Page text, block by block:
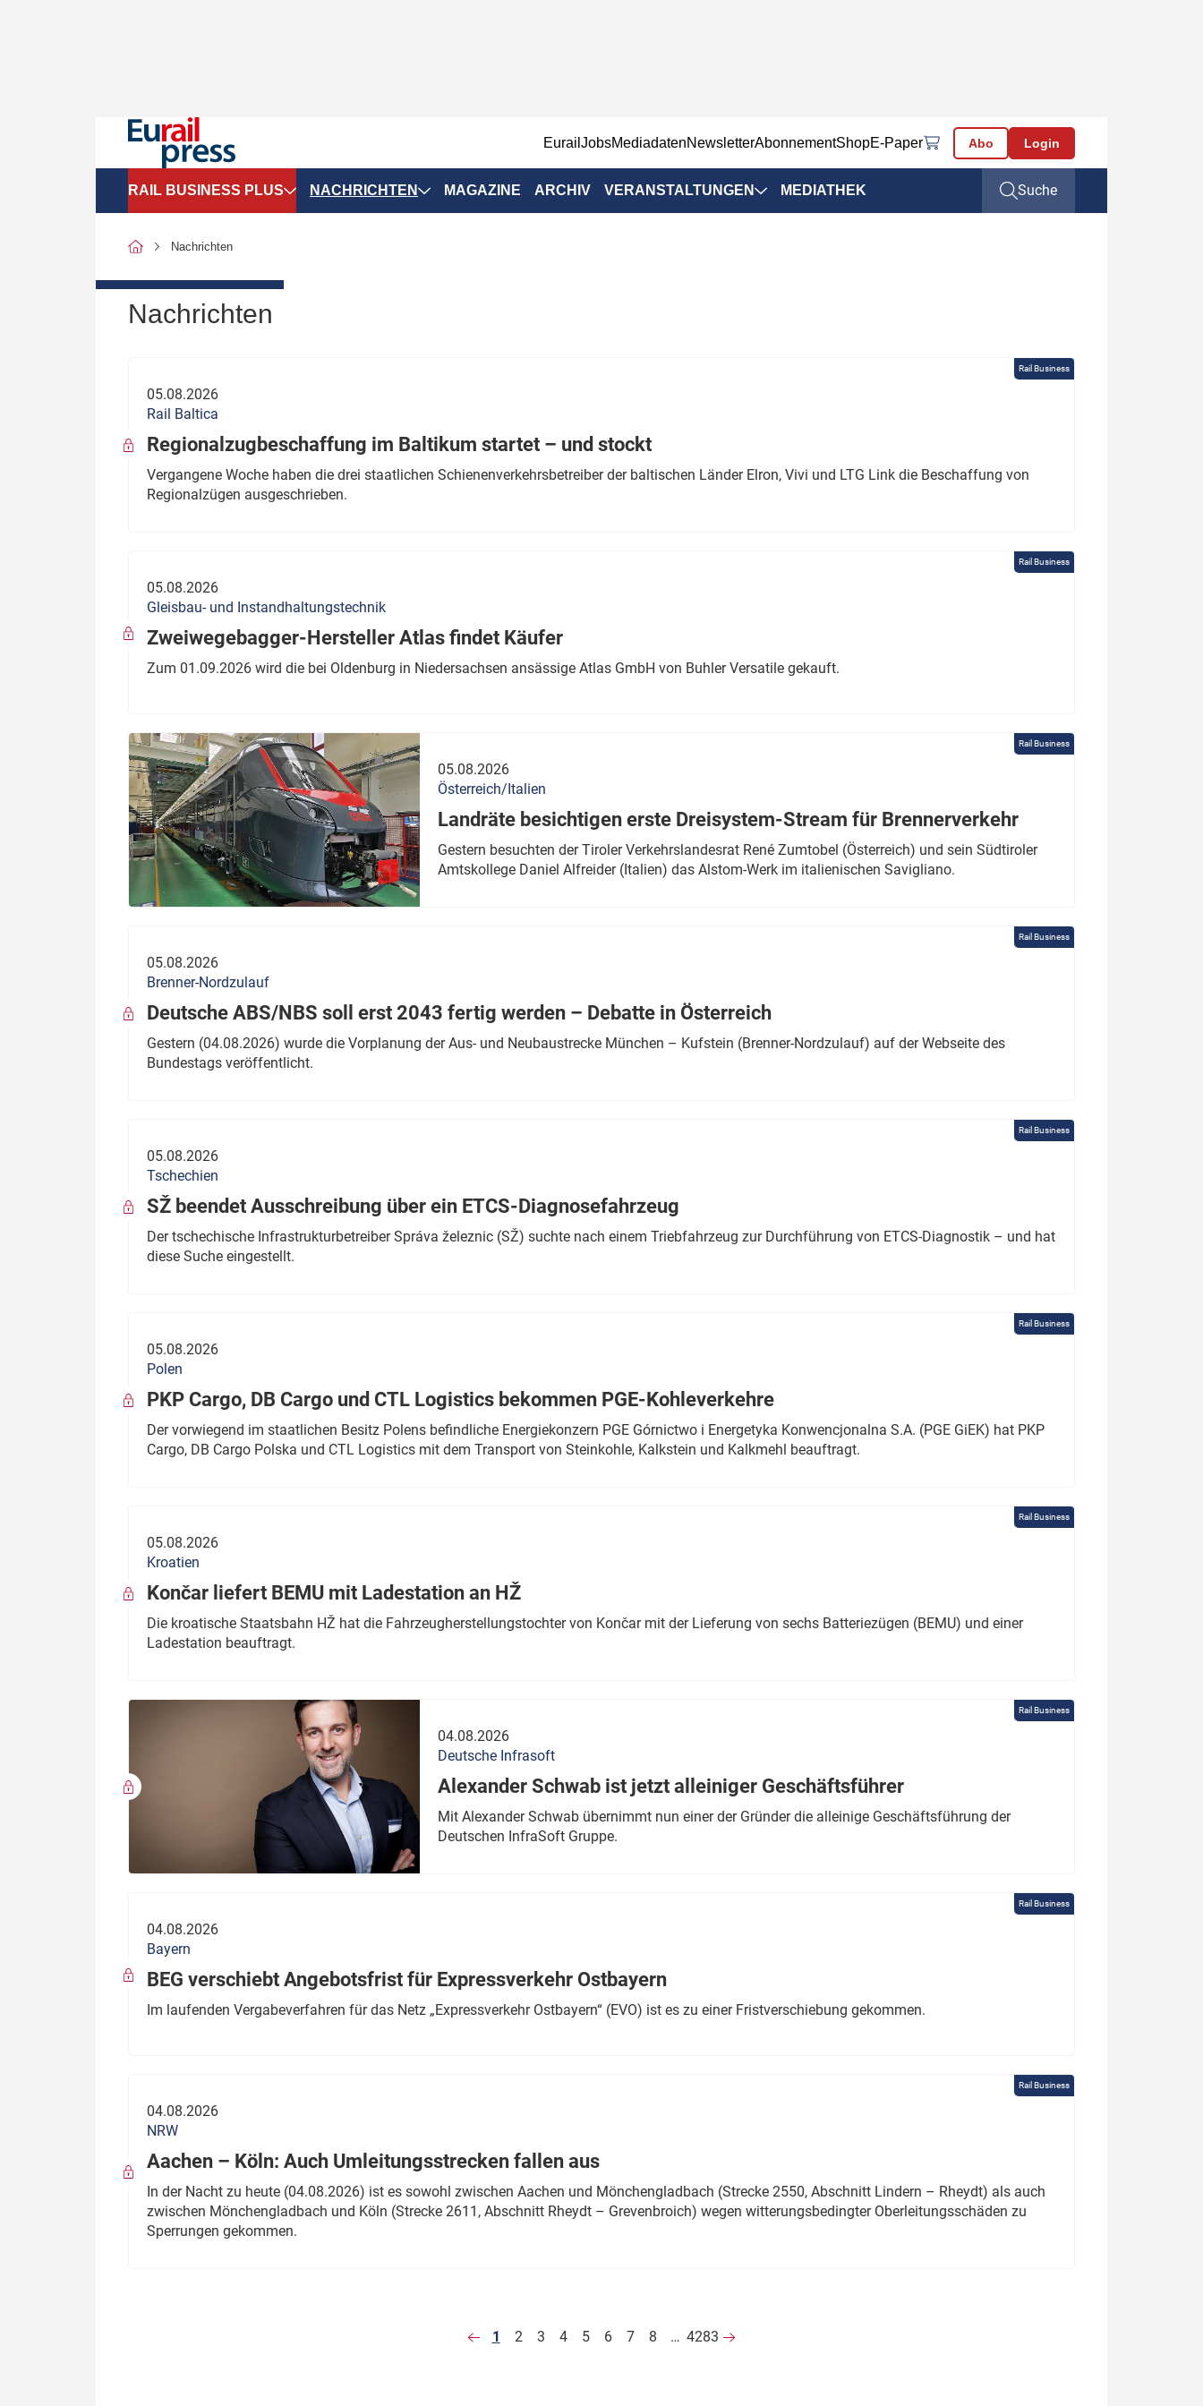
EurailJobsMediadatenNewsletterAbonnementShopE-Paper Abo Login
RAIL BUSINESS PLUS
SPNV-Marktdaten
Politik
Verbände: Wer spricht für
wen?
Thema des Monats
Dossier: Generalsanierung
Dossier: ETCS
NACHRICHTEN
Infrastruktur & Ausrüstung
ÖPNV
MAGAZINE ARCHIV VERANSTALTUNGEN MEDIATHEK Suche
Nachrichten
Nachrichten
Rail Business
05.08.2026
Rail Baltica
Regionalzugbeschaffung im Baltikum startet – und stockt
Vergangene Woche haben die drei staatlichen Schienenverkehrsbetreiber der baltischen Länder Elron, Vivi und LTG Link die Beschaffung von
Regionalzügen ausgeschrieben.
Rail Business
05.08.2026
Gleisbau- und Instandhaltungstechnik
Zweiwegebagger-Hersteller Atlas findet Käufer
Zum 01.09.2026 wird die bei Oldenburg in Niedersachsen ansässige Atlas GmbH von Buhler Versatile gekauft.
Rail Business
05.08.2026
Österreich/Italien
Landräte besichtigen erste Dreisystem-Stream für Brennerverkehr
Gestern besuchten der Tiroler Verkehrslandesrat René Zumtobel (Österreich) und sein Südtiroler
Amtskollege Daniel Alfreider (Italien) das Alstom-Werk im italienischen Savigliano.
Rail Business
05.08.2026
Brenner-Nordzulauf
Deutsche ABS/NBS soll erst 2043 fertig werden – Debatte in Österreich
Gestern (04.08.2026) wurde die Vorplanung der Aus- und Neubaustrecke München – Kufstein (Brenner-Nordzulauf) auf der Webseite des
Bundestags veröffentlicht.
Rail Business
05.08.2026
Tschechien
SŽ beendet Ausschreibung über ein ETCS-Diagnosefahrzeug
Der tschechische Infrastrukturbetreiber Správa železnic (SŽ) suchte nach einem Triebfahrzeug zur Durchführung von ETCS-Diagnostik – und hat
diese Suche eingestellt.
Rail Business
05.08.2026
Polen
PKP Cargo, DB Cargo und CTL Logistics bekommen PGE-Kohleverkehre
Der vorwiegend im staatlichen Besitz Polens befindliche Energiekonzern PGE Górnictwo i Energetyka Konwencjonalna S.A. (PGE GiEK) hat PKP
Cargo, DB Cargo Polska und CTL Logistics mit dem Transport von Steinkohle, Kalkstein und Kalkmehl beauftragt.
Rail Business
05.08.2026
Kroatien
Končar liefert BEMU mit Ladestation an HŽ
Die kroatische Staatsbahn HŽ hat die Fahrzeugherstellungstochter von Končar mit der Lieferung von sechs Batteriezügen (BEMU) und einer
Ladestation beauftragt.
Rail Business
04.08.2026
Deutsche Infrasoft
Alexander Schwab ist jetzt alleiniger Geschäftsführer
Mit Alexander Schwab übernimmt nun einer der Gründer die alleinige Geschäftsführung der
Deutschen InfraSoft Gruppe.
Rail Business
04.08.2026
Bayern
BEG verschiebt Angebotsfrist für Expressverkehr Ostbayern
Im laufenden Vergabeverfahren für das Netz „Expressverkehr Ostbayern“ (EVO) ist es zu einer Fristverschiebung gekommen.
Rail Business
04.08.2026
NRW
Aachen – Köln: Auch Umleitungsstrecken fallen aus
In der Nacht zu heute (04.08.2026) ist es sowohl zwischen Aachen und Mönchengladbach (Strecke 2550, Abschnitt Lindern – Rheydt) als auch
zwischen Mönchengladbach und Köln (Strecke 2611, Abschnitt Rheydt – Grevenbroich) wegen witterungsbedingter Oberleitungsschäden zu
Sperrungen gekommen.
1 2 3 4 5 6 7 8 … 4283